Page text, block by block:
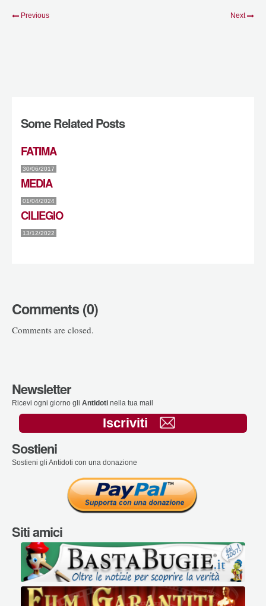
Previous Next
Some Related Posts
FATIMA
30/06/2017
MEDIA
01/04/2024
CILIEGIO
13/12/2022
Comments (0)
Comments are closed.
Newsletter
Ricevi ogni giorno gli Antidoti nella tua mail
Iscriviti
Sostieni
Sostieni gli Antidoti con una donazione
Siti amici